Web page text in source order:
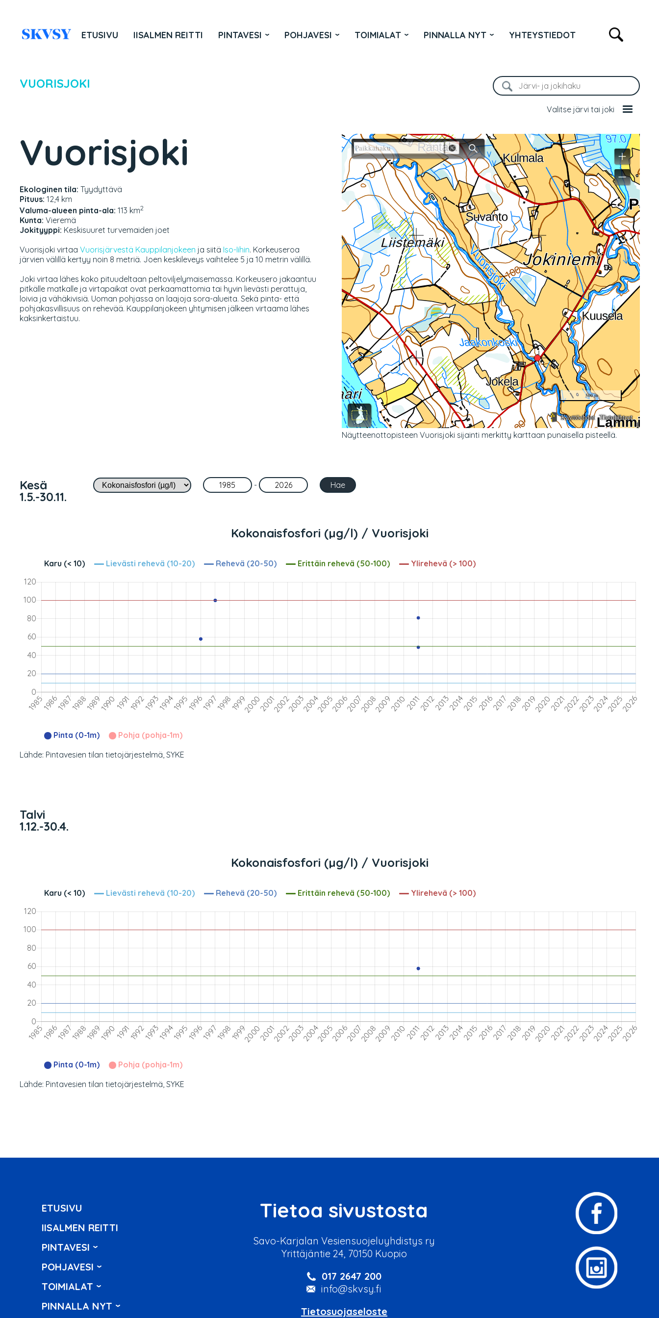
ETUSIVU IISALMEN REITTI PINTAVESI POHJAVESI TOIMIALAT PINNALLA NYT YHTEYSTIEDOT
VUORISJOKI
Valitse järvi tai joki
Vuorisjoki
Ekologinen tila: Tyydyttävä
Pituus: 12,4 km
Valuma-alueen pinta-ala: 113 km2
Kunta: Vieremä
Jokityyppi: Keskisuuret turvemaiden joet
Vuorisjoki virtaa Vuorisjärvestä Kauppilanjokeen ja siitä Iso-Iihin. Korkeuseroa
järvien välillä kertyy noin 8 metriä. Joen keskileveys vaihtelee 5 ja 10 metrin välillä.
Joki virtaa lähes koko pituudeltaan peltoviljelymaisemassa. Korkeusero jakaantuu
pitkälle matkalle ja virtapaikat ovat perkaamattomia tai hyvin lievästi perattuja,
loivia ja vähäkivisiä. Uoman pohjassa on laajoja sora-alueita. Sekä pinta- että
pohjakasvillisuus on rehevää. Kauppilanjokeen yhtymisen jälkeen virtaama lähes
kaksinkertaistuu.
Näytteenottopisteen Vuorisjoki sijainti merkitty karttaan punaisella pisteellä.
Kesä
1.5.-30.11.
-
Kokonaisfosfori (µg/l) / Vuorisjoki
Karu (< 10) Lievästi rehevä (10-20) Rehevä (20-50) Erittäin rehevä (50-100) Ylirehevä (> 100)
Pinta (0-1m)
Pohja (pohja-1m)
Lähde: Pintavesien tilan tietojärjestelmä, SYKE
Talvi
1.12.-30.4.
Kokonaisfosfori (µg/l) / Vuorisjoki
Karu (< 10) Lievästi rehevä (10-20) Rehevä (20-50) Erittäin rehevä (50-100) Ylirehevä (> 100)
Pinta (0-1m)
Pohja (pohja-1m)
Lähde: Pintavesien tilan tietojärjestelmä, SYKE
ETUSIVU
IISALMEN REITTI
PINTAVESI
POHJAVESI
TOIMIALAT
PINNALLA NYT
Tietoa sivustosta
Savo-Karjalan Vesiensuojeluyhdistys ry
Yrittäjäntie 24, 70150 Kuopio
017 2647 200
info@skvsy.fi
Tietosuojaseloste